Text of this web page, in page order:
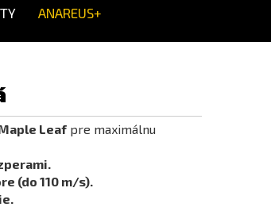
ANAREUS+
Leaf pre maximálnu
(do 110 m/s).